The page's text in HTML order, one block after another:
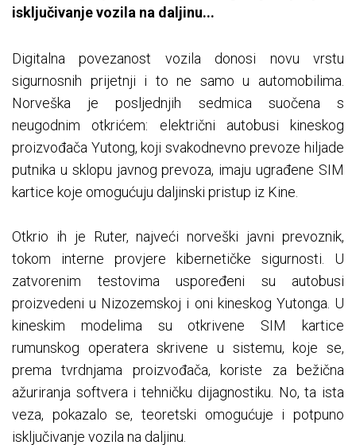
isključivanje vozila na daljinu...
Digitalna povezanost vozila donosi novu vrstu
sigurnosnih prijetnji i to ne samo u automobilima.
Norveška je posljednjih sedmica suočena s
neugodnim otkrićem: električni autobusi kineskog
proizvođača Yutong, koji svakodnevno prevoze hiljade
putnika u sklopu javnog prevoza, imaju ugrađene SIM
kartice koje omogućuju daljinski pristup iz Kine.
Otkrio ih je Ruter, najveći norveški javni prevoznik,
tokom interne provjere kibernetičke sigurnosti. U
zatvorenim testovima uspoređeni su autobusi
proizvedeni u Nizozemskoj i oni kineskog Yutonga. U
kineskim modelima su otkrivene SIM kartice
rumunskog operatera skrivene u sistemu, koje se,
prema tvrdnjama proizvođača, koriste za bežična
ažuriranja softvera i tehničku dijagnostiku. No, ta ista
veza, pokazalo se, teoretski omogućuje i potpuno
isključivanje vozila na daljinu.